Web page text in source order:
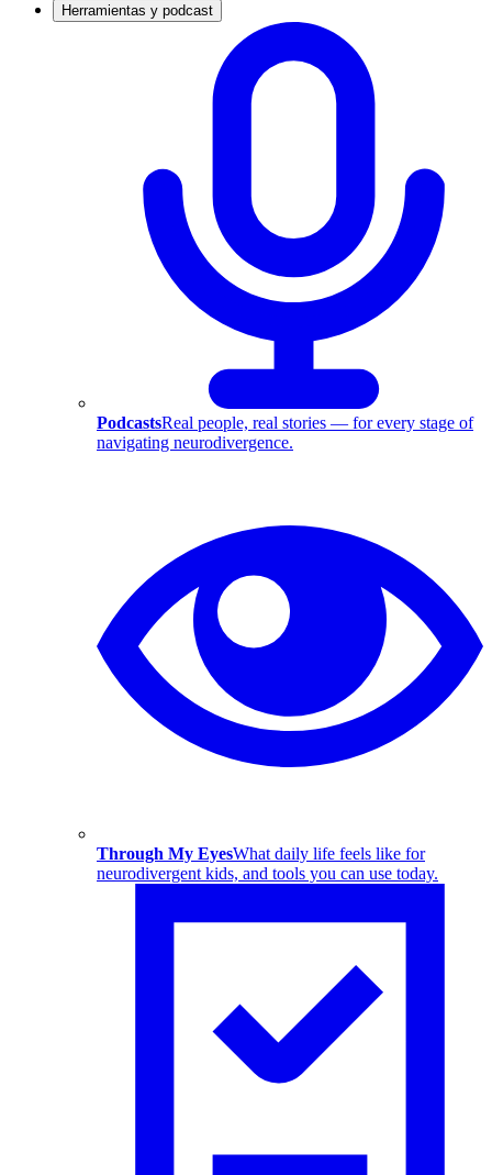
Herramientas y podcast
PodcastsReal people, real stories — for every stage of
navigating neurodivergence.
Through My EyesWhat daily life feels like for
neurodivergent kids, and tools you can use today.